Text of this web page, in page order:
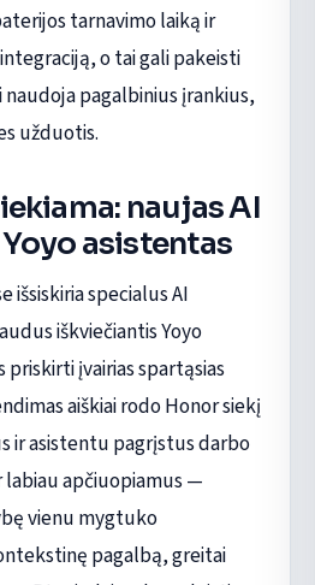
tarnavimo laiką ir
o tai gali pakeisti
pagalbinius įrankius,
užduotis.
naujas AI
asistentas
išsiskiria specialus AI
iškviečiantis Yoyo
įvairias spartąsias
aiškiai rodo Honor siekį
ir asistentu pagrįstus darbo
apčiuopiamus —
vienu mygtuko
pagalbą, greitai